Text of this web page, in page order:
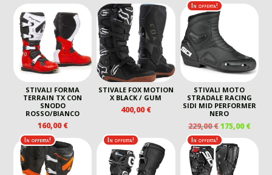
STIVALI FORMA
TERRAIN TX CON
SNODO
ROSSO/BIANCO
160,00€
STIVALE FOX MOTION
X BLACK / GUM
400,00€
In offerta!
STIVALI MOTO
STRADALE RACING
SIDI MID PERFORMER
NERO
229,00€ IL
PREZZO
ORIGINALE
ERA:
229,00 €.
175,00€IL
In offerta! In offerta! In offerta!